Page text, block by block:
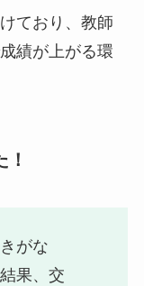
ており、教師
績が上がる環
がな
果、交